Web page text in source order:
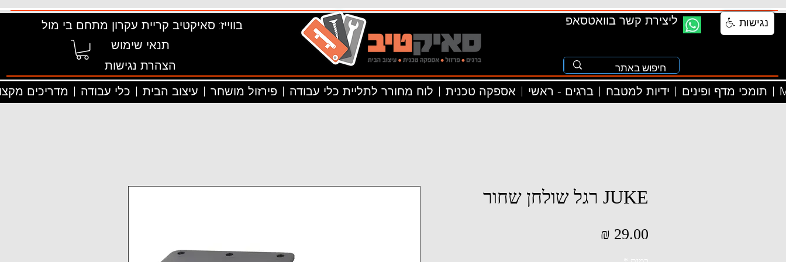
בווייז: סאיקטיב קריית עקרון מתחם בי מול
תנאי שימוש
הצהרת נגישות
ליצירת קשר בוואטסאפ
מדריכים כלי עבודה עיצוב הבית פירזול מושחר לוח מחורר לתליית כלי עבודה אספקה טכנית ברגים - ראשי ידיות למטבח תומכי מדף ופינים
JUKE רגל שולחן שחור
נגישות